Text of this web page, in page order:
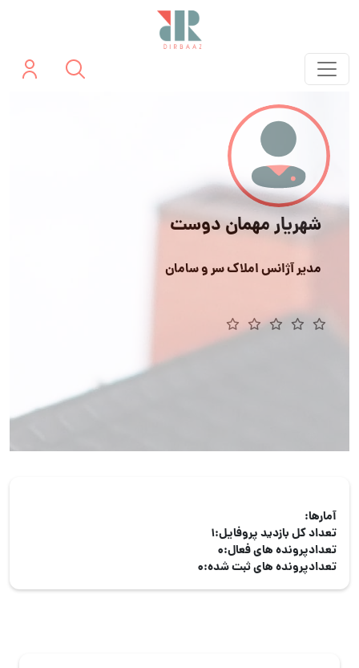
شهریار مهمان دوست
مدیر آژانس املاک سر و سامان
آمارها:
تعداد کل بازدید پروفایل:1
تعدادپرونده های فعال:0
تعدادپرونده های ثبت شده:0